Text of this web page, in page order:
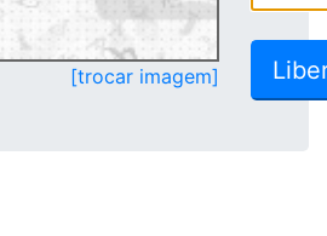
[trocar imagem]